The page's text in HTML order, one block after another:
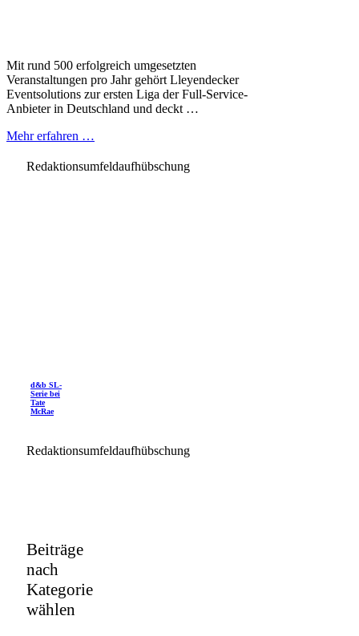
Mit rund 500 erfolgreich umgesetzten
Veranstaltungen pro Jahr gehört Lleyendecker
Eventsolutions zur ersten Liga der Full-Service-
Anbieter in Deutschland und deckt …
Mehr erfahren …
Redaktionsumfeldaufhübschung
d&b SL-
Serie bei
Tate
McRae
Redaktionsumfeldaufhübschung
Beiträge
nach
Kategorie
wählen